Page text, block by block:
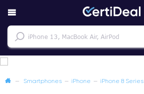
— Smartphones — iPhone — iPhone 8 Series